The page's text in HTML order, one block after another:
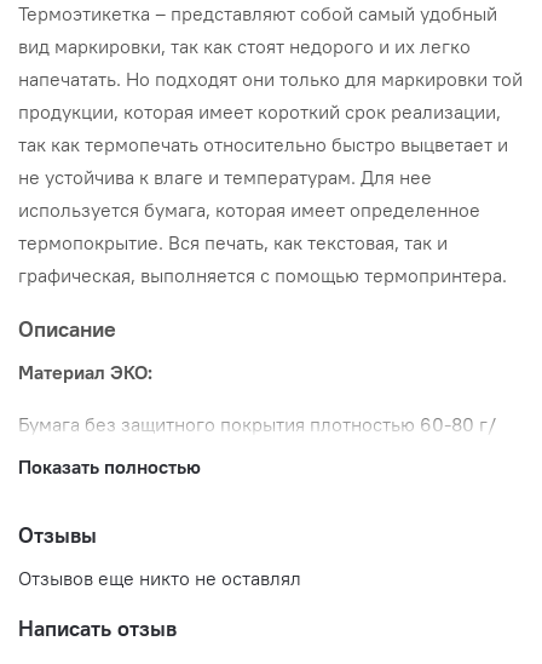
Термоэтикетка – представляют собой самый удобный
вид маркировки, так как стоят недорого и их легко
напечатать. Но подходят они только для маркировки той
продукции, которая имеет короткий срок реализации,
так как термопечать относительно быстро выцветает и
не устойчива к влаге и температурам. Для нее
используется бумага, которая имеет определенное
термопокрытие. Вся печать, как текстовая, так и
графическая, выполняется с помощью термопринтера.
Описание
Материал ЭКО:
Бумага без защитного покрытия плотностью 60-80 г/
кв.м, применяется, когда не требуется хранение и
термоэтикетки отличаются высокой контрастностью
рулоны. Печать на таких этикетках осуществляется
Показать полностью
Отзывы
Отзывов еще никто не оставлял
Написать отзыв